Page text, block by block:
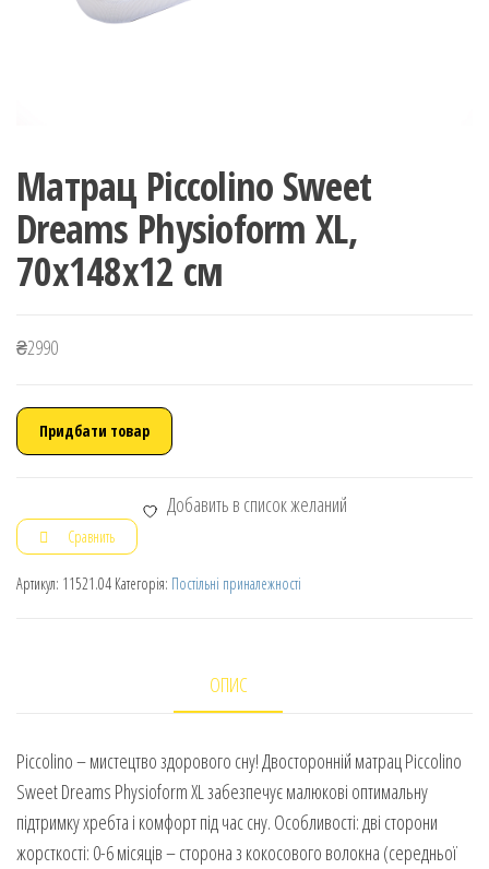
Матрац Piccolino Sweet
Dreams Physioform XL,
70х148х12 см
₴2990
Придбати товар
Добавить в список желаний
Сравнить
Артикул: 11521.04 Категорія: Постільні приналежності
ОПИС
Piccolino – мистецтво здорового сну! Двосторонній матрац Piccolino
Sweet Dreams Physioform XL забезпечує малюкові оптимальну
підтримку хребта і комфорт під час сну. Особливості: дві сторони
жорсткості: 0-6 місяців – сторона з кокосового волокна (середньої